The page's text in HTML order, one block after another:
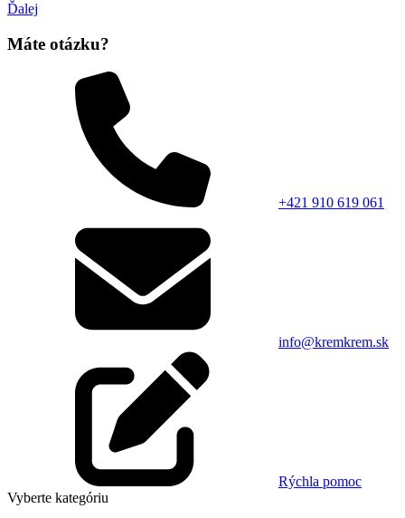
Ďalej
Máte otázku?
+421 910 619 061
info@kremkrem.sk
Rýchla pomoc
Vyberte kategóriu